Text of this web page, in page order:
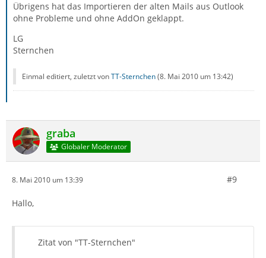
Übrigens hat das Importieren der alten Mails aus Outlook
ohne Probleme und ohne AddOn geklappt.
LG
Sternchen
Einmal editiert, zuletzt vonTT-Sternchen(8. Mai 2010 um 13:42)
graba
Globaler Moderator
8. Mai 2010 um 13:39 #9
Hallo,
Zitat von "TT-Sternchen"